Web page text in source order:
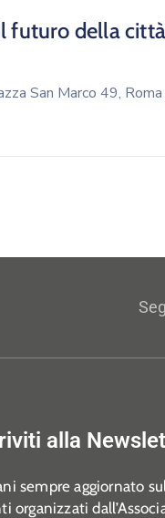
futuro della città
San Marco 49, Roma
alla
sempre aggiornato
organizzati